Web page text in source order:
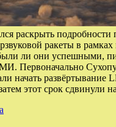
раскрыть
ракеты в
ли они успешными,
Первоначально
начать развёртывание
этот срок сдвинули